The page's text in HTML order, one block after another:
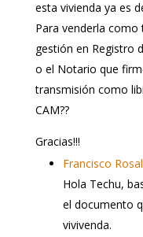
esta vivienda ya es
Para venderla
gestión en Registro
o el Notario que
transmisión como
CAM??
Gracias!!!
Francisco
Hola Techu,
el documento
vivivenda.